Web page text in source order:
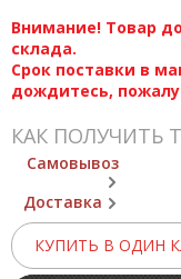
Внимание! Товар
склада.
Срок поставки в
дождитесь,
КАК ПОЛУЧИТЬ
Самовывоз
Доставка
КУПИТЬ В ОДИН